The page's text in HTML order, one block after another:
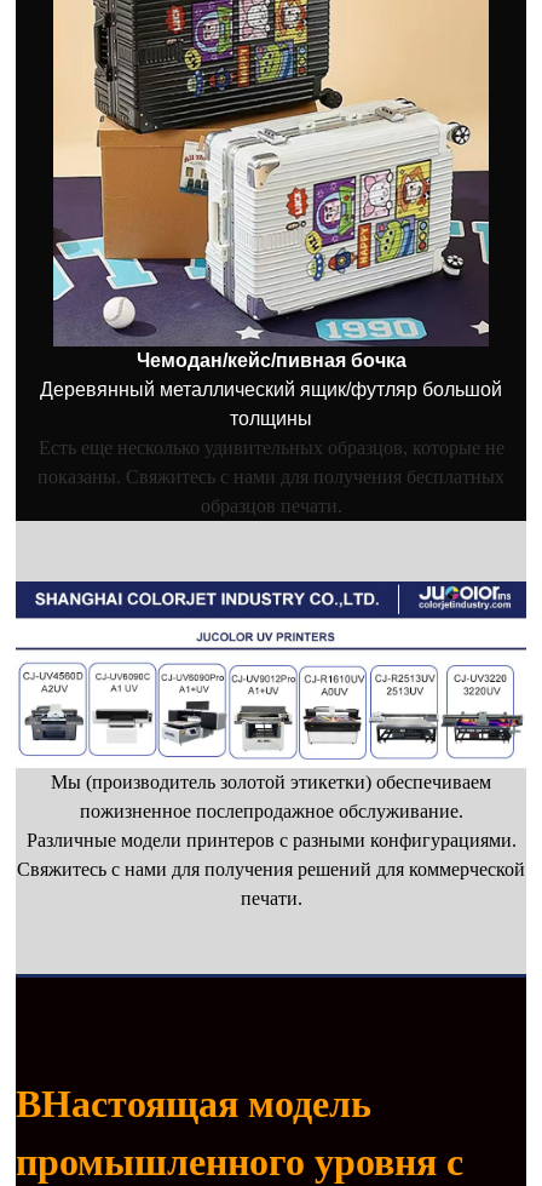
Чемодан/кейс/пивная бочка
Деревянный металлический ящик/футляр большой
толщины
Есть еще несколько удивительных образцов, которые не
показаны. Свяжитесь с нами для получения бесплатных
образцов печати.
Мы (производитель золотой этикетки) обеспечиваем
пожизненное послепродажное обслуживание.
Различные модели принтеров с разными конфигурациями.
Свяжитесь с нами для получения решений для коммерческой
печати.
BНастоящая модель
промышленного уровня с